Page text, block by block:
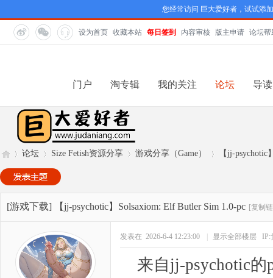
您经常访问 巨大爱好者，试试添
设为首页 收藏本站 每日签到 内容审核 版主申请 论坛帮
门户 淘专辑 我的关注 论坛 导读
巨»
论坛
›
Size Fetish资源分享
›
游戏分享（Game）
›
【jj-
[游戏下载] 【jj-psychotic】Solsaxiom: Elf Butler Sim 1.0-pc [复制
发表在 2026-6-4 12:23:00 显示全部楼层
来自jj-psychotic的